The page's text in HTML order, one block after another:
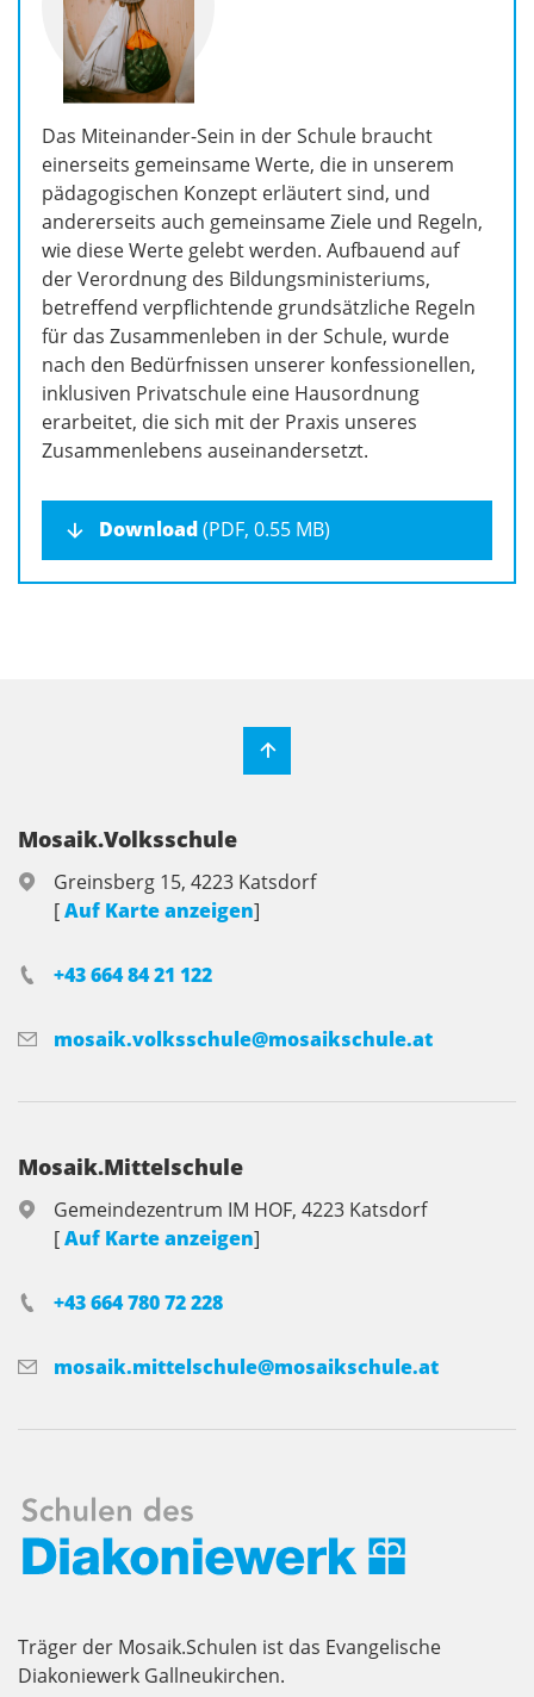
Das Miteinander-Sein in der Schule braucht
einerseits gemeinsame Werte, die in unserem
pädagogischen Konzept erläutert sind, und
andererseits auch gemeinsame Ziele und Regeln,
wie diese Werte gelebt werden. Aufbauend auf
der Verordnung des Bildungsministeriums,
betreffend verpflichtende grundsätzliche Regeln
für das Zusammenleben in der Schule, wurde
nach den Bedürfnissen unserer konfessionellen,
inklusiven Privatschule eine Hausordnung
erarbeitet, die sich mit der Praxis unseres
Zusammenlebens auseinandersetzt.
Download(PDF, 0.55 MB)
Mosaik.Volksschule
Greinsberg 15, 4223 Katsdorf
[Auf Karte anzeigen]
+43 664 84 21 122
mosaik.volksschule@mosaikschule.at
Mosaik.Mittelschule
Gemeindezentrum IM HOF, 4223 Katsdorf
[Auf Karte anzeigen]
+43 664 780 72 228
mosaik.mittelschule@mosaikschule.at
Träger der Mosaik.Schulen ist das Evangelische
Diakoniewerk Gallneukirchen.